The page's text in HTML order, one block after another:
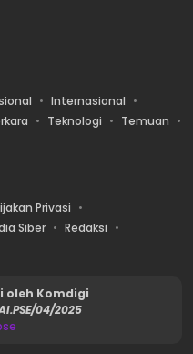
Internasional
Teknologi
Temuan
Privasi
Siber
Redaksi
oleh Komdigi
04/2025